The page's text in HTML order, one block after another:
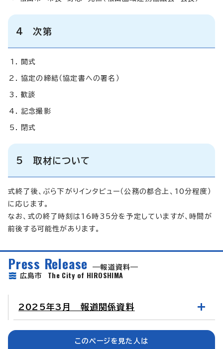
4 次第
開式
協定の締結（協定書への署名）
歓談
記念撮影
閉式
5 取材について
式終了後、ぶら下がりインタビュー（公務の都合上、10分程度）
に応じます。
なお、式の終了時刻は16時35分を予定していますが、時間が
前後する可能性があります。
Press Release
報道資料
広島市 The City of HIROSHIMA
2025年3月 報道関係資料
このページを見た人は